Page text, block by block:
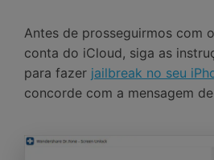
Antes de prosseguirmos com
conta do iCloud, siga as
para fazer jailbreak no seu
concorde com a mensagem